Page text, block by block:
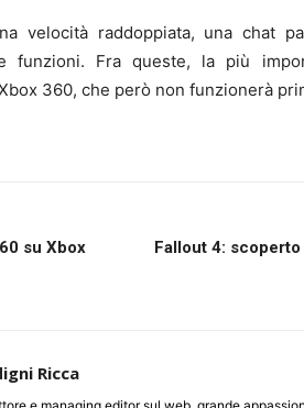
velocità raddoppiata, una chat
funzioni. Fra queste, la più
360, che però non funzionerà
su Xbox
Fallout 4:
Ricca